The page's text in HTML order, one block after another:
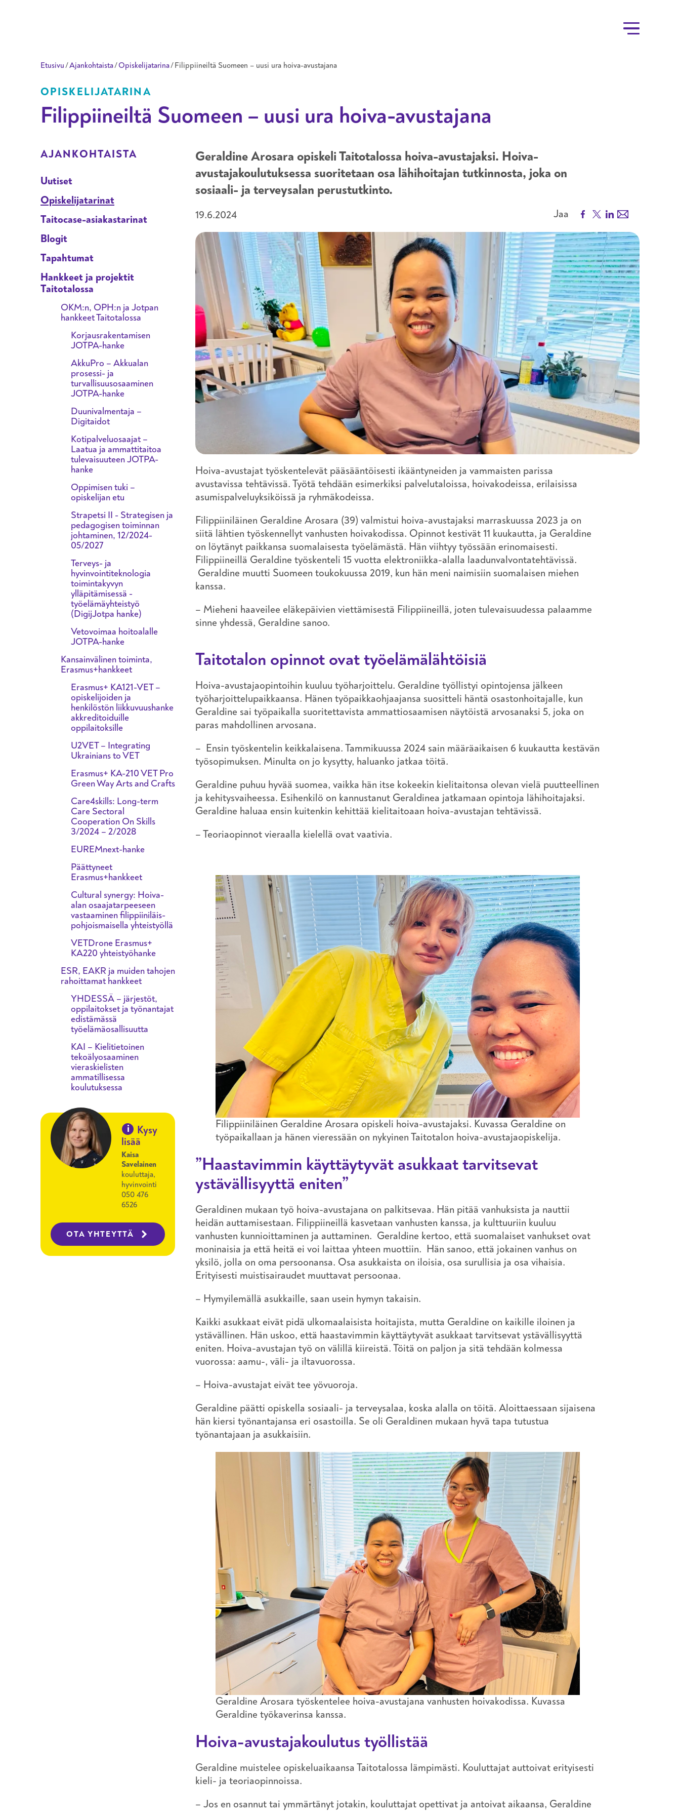
Etusivu/Ajankohtaista/Opiskelijatarina/Filippiineiltä Suomeen – uusi ura hoiva-avustajana
Filippiineiltä Suomeen – uusi ura hoiva-avustajana
OPISKELIJATARINA
Geraldine Arosara opiskeli Taitotalossa hoiva-avustajaksi. Hoiva-
avustajakoulutuksessa suoritetaan osa lähihoitajan tutkinnosta, joka on
sosiaali- ja terveysalan perustutkinto.
19.6.2024 Jaa Facebook
X LinkedIn
Email
Hoiva-avustajat työskentelevät pääsääntöisesti ikääntyneiden ja vammaisten parissa
avustavissa tehtävissä. Työtä tehdään esimerkiksi palvelutaloissa, hoivakodeissa, erilaisissa
asumispalveluyksiköissä ja ryhmäkodeissa.
Filippiiniläinen Geraldine Arosara (39) valmistui hoiva-avustajaksi marraskuussa 2023 ja on
siitä lähtien työskennellyt vanhusten hoivakodissa. Opinnot kestivät 11 kuukautta, ja Geraldine
on löytänyt paikkansa suomalaisesta työelämästä. Hän viihtyy työssään erinomaisesti.
Filippiineillä Geraldine työskenteli 15 vuotta elektroniikka-alalla laadunvalvontatehtävissä.
Geraldine muutti Suomeen toukokuussa 2019, kun hän meni naimisiin suomalaisen miehen
kanssa.
– Mieheni haaveilee eläkepäivien viettämisestä Filippiineillä, joten tulevaisuudessa palaamme
sinne yhdessä, Geraldine sanoo.
Taitotalon opinnot ovat työelämälähtöisiä
Hoiva-avustajaopintoihin kuuluu työharjoittelu. Geraldine työllistyi opintojensa jälkeen
työharjoittelupaikkaansa. Hänen työpaikkaohjaajansa suositteli häntä osastonhoitajalle, kun
Geraldine sai työpaikalla suoritettavista ammattiosaamisen näytöistä arvosanaksi 5, joka on
paras mahdollinen arvosana.
– Ensin työskentelin keikkalaisena. Tammikuussa 2024 sain määräaikaisen 6 kuukautta kestävän
työsopimuksen. Minulta on jo kysytty, haluanko jatkaa töitä.
Geraldine puhuu hyvää suomea, vaikka hän itse kokeekin kielitaitonsa olevan vielä puutteellinen
ja kehitysvaiheessa. Esihenkilö on kannustanut Geraldinea jatkamaan opintoja lähihoitajaksi.
Geraldine haluaa ensin kuitenkin kehittää kielitaitoaan hoiva-avustajan tehtävissä.
– Teoriaopinnot vieraalla kielellä ovat vaativia.
Filippiiniläinen Geraldine Arosara opiskeli hoiva-avustajaksi. Kuvassa Geraldine on
työpaikallaan ja hänen vieressään on nykyinen Taitotalon hoiva-avustajaopiskelija.
”Haastavimmin käyttäytyvät asukkaat tarvitsevat
ystävällisyyttä eniten”
Geraldinen mukaan työ hoiva-avustajana on palkitsevaa. Hän pitää vanhuksista ja nauttii
heidän auttamisestaan. Filippiineillä kasvetaan vanhusten kanssa, ja kulttuuriin kuuluu
vanhusten kunnioittaminen ja auttaminen. Geraldine kertoo, että suomalaiset vanhukset ovat
moninaisia ja että heitä ei voi laittaa yhteen muottiin. Hän sanoo, että jokainen vanhus on
yksilö, jolla on oma persoonansa. Osa asukkaista on iloisia, osa surullisia ja osa vihaisia.
Erityisesti muistisairaudet muuttavat persoonaa.
– Hymyilemällä asukkaille, saan usein hymyn takaisin.
Kaikki asukkaat eivät pidä ulkomaalaisista hoitajista, mutta Geraldine on kaikille iloinen ja
ystävällinen. Hän uskoo, että haastavimmin käyttäytyvät asukkaat tarvitsevat ystävällisyyttä
eniten. Hoiva-avustajan työ on välillä kiireistä. Töitä on paljon ja sitä tehdään kolmessa
vuorossa: aamu-, väli- ja iltavuorossa.
– Hoiva-avustajat eivät tee yövuoroja.
Geraldine päätti opiskella sosiaali- ja terveysalaa, koska alalla on töitä. Aloittaessaan sijaisena
hän kiersi työnantajansa eri osastoilla. Se oli Geraldinen mukaan hyvä tapa tutustua
työnantajaan ja asukkaisiin.
Geraldine Arosara työskentelee hoiva-avustajana vanhusten hoivakodissa. Kuvassa
Geraldine työkaverinsa kanssa.
Hoiva-avustajakoulutus työllistää
Geraldine muistelee opiskeluaikaansa Taitotalossa lämpimästi. Kouluttajat auttoivat erityisesti
kieli- ja teoriaopinnoissa.
– Jos en osannut tai ymmärtänyt jotakin, kouluttajat opettivat ja antoivat aikaansa, Geraldine
ALAVALIKKO OSIOLLE
AJANKOHTAISTA
Uutiset
Opiskelijatarinat
Taitocase-asiakastarinat
Blogit
Tapahtumat
Hankkeet ja projektit
Taitotalossa
OKM:n, OPH:n ja Jotpan
hankkeet Taitotalossa
Korjausrakentamisen
JOTPA-hanke
AkkuPro – Akkualan
prosessi- ja
turvallisuusosaaminen
JOTPA-hanke
Duunivalmentaja –
Digitaidot
Kotipalveluosaajat –
Laatua ja ammattitaitoa
tulevaisuuteen JOTPA-
hanke
Oppimisen tuki –
opiskelijan etu
Strapetsi II - Strategisen ja
pedagogisen toiminnan
johtaminen, 12/2024-
05/2027
Terveys- ja
hyvinvointiteknologia
toimintakyvyn
ylläpitämisessä -
työelämäyhteistyö
(DigijJotpa hanke)
Vetovoimaa hoitoalalle
JOTPA-hanke
Kansainvälinen toiminta,
Erasmus+hankkeet
Erasmus+ KA121-VET –
opiskelijoiden ja
henkilöstön liikkuvuushanke
akkreditoiduille
oppilaitoksille
U2VET – Integrating
Ukrainians to VET
Erasmus+ KA-210 VET Pro
Green Way Arts and Crafts
Care4skills: Long-term
Care Sectoral
Cooperation On Skills
3/2024 – 2/2028
EUREMnext-hanke
Päättyneet
Erasmus+hankkeet
Cultural synergy: Hoiva-
alan osaajatarpeeseen
vastaaminen filippiiniläis-
pohjoismaisella yhteistyöllä
VETDrone Erasmus+
KA220 yhteistyöhanke
ESR, EAKR ja muiden tahojen
rahoittamat hankkeet
YHDESSÄ – järjestöt,
oppilaitokset ja työnantajat
edistämässä
työelämäosallisuutta
KAI – Kielitietoinen
tekoälyosaaminen
vieraskielisten
ammatillisessa
koulutuksessa
i
Kysy
lisää
Kaisa
Savelainen
kouluttaja,
hyvinvointi
050 476
6526
OTA YHTEYTTÄ